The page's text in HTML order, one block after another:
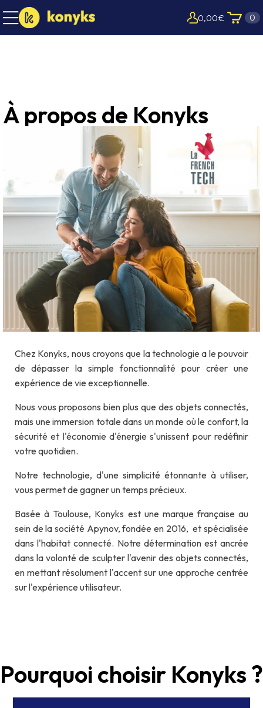
0,00€ 0
À propos de Konyks
Chez Konyks, nous croyons que la technologie a le pouvoir
de dépasser la simple fonctionnalité pour créer une
expérience de vie exceptionnelle.
Nous vous proposons bien plus que des objets connectés,
mais une immersion totale dans un monde où le confort, la
sécurité et l'économie d'énergie s'unissent pour redéfinir
votre quotidien.
Notre technologie, d'une simplicité étonnante à utiliser,
vous permet de gagner un temps précieux.
Basée à Toulouse, Konyks est une marque française au
sein de la société Apynov, fondée en 2016, et spécialisée
dans l'habitat connecté. Notre détermination est ancrée
dans la volonté de sculpter l'avenir des objets connectés,
en mettant résolument l'accent sur une approche centrée
sur l'expérience utilisateur.
Pourquoi choisir Konyks ?